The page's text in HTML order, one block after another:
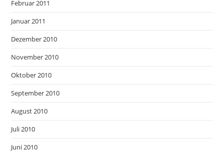
Februar 2011
Januar 2011
Dezember 2010
November 2010
Oktober 2010
September 2010
August 2010
Juli 2010
Juni 2010